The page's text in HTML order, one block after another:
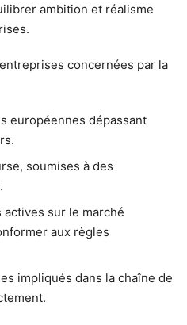
ambition et réalisme
concernées par la
européennes dépassant
soumises à des
sur le marché
aux règles
impliqués dans la chaîne de